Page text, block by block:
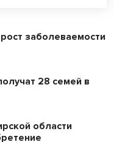
заболеваемости
28 семей в
области